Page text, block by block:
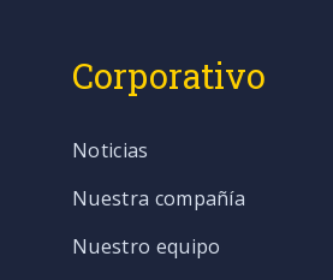
Corporativo
Noticias
Nuestra compañía
Nuestro equipo